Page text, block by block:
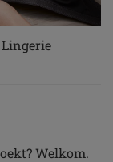
Welkom.